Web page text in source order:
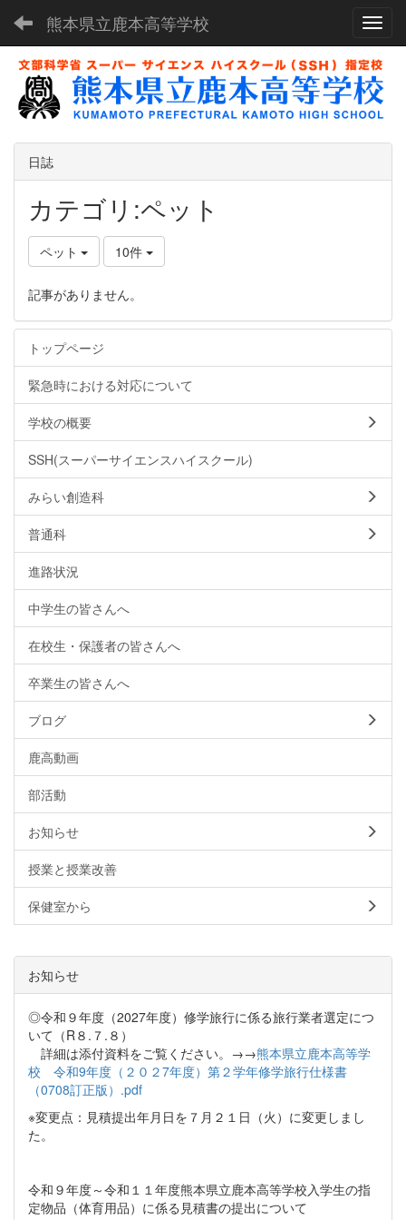
熊本県立鹿本高等学校
日誌
カテゴリ:ペット
ペット 10件
記事がありません。
トップページ
緊急時における対応について
学校の概要
SSH(スーパーサイエンスハイスクール)
みらい創造科
普通科
進路状況
中学生の皆さんへ
在校生・保護者の皆さんへ
卒業生の皆さんへ
ブログ
鹿高動画
部活動
お知らせ
授業と授業改善
保健室から
お知らせ
◎令和９年度（2027年度）修学旅行に係る旅行業者選定につ
いて（R８.７.８）
詳細は添付資料をご覧ください。→→熊本県立鹿本高等学
校 令和9年度（２０２7年度）第２学年修学旅行仕様書
（0708訂正版）.pdf
※変更点：見積提出年月日を７月２１日（火）に変更しまし
た。
令和９年度～令和１１年度熊本県立鹿本高等学校入学生の指
定物品（体育用品）に係る見積書の提出について